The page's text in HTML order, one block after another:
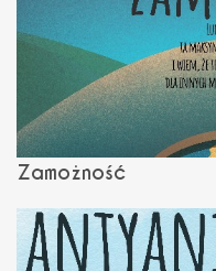
Zamożność